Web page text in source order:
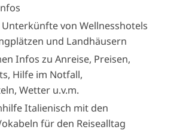
von Wellnesshotels
und Landhäusern
Infos zu Anreise, Preisen,
Hilfe im Notfall,
Wetter u.v.m.
Italienisch mit den
für den Reisealltag